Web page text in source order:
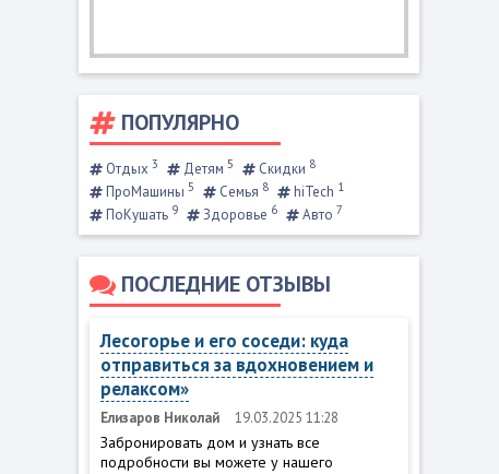
ПОПУЛЯРНО
Отдых 3 Детям 5 Скидки 8
ПроМашины 5 Семья 8 hiTech 1
ПоКушать 9 Здоровье 6 Авто 7
ПОСЛЕДНИЕ ОТЗЫВЫ
Лесогорье и его соседи: куда
отправиться за вдохновением и
релаксом»
Елизаров Николай 19.03.2025 11:28
Забронировать дом и узнать все
подробности вы можете у нашего